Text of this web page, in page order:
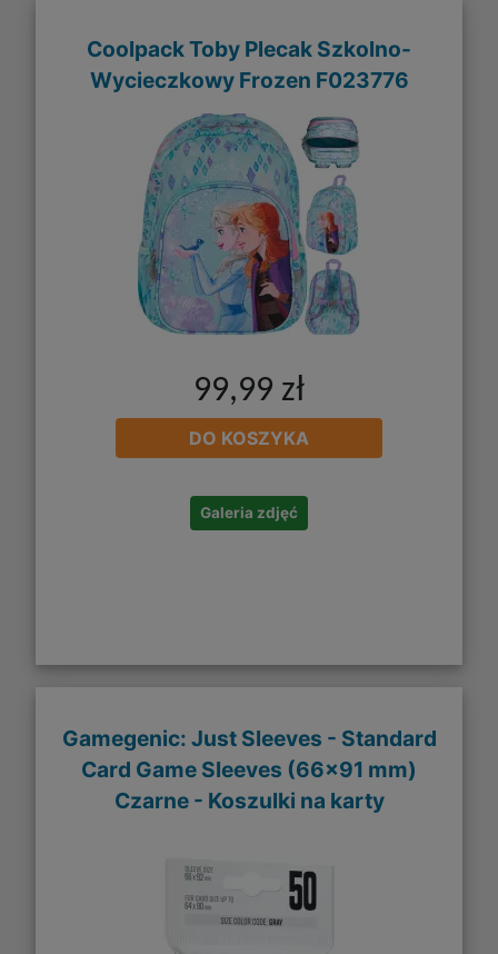
Coolpack Toby Plecak Szkolno-
Wycieczkowy Frozen F023776
99,99 zł
DO KOSZYKA
Galeria zdjęć
Gamegenic: Just Sleeves - Standard
Card Game Sleeves (66x91 mm)
Czarne - Koszulki na karty